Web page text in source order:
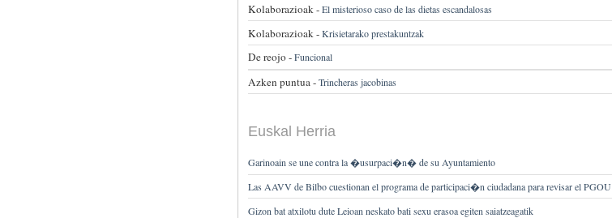
Kolaborazioak -El misterioso caso de las dietas escandalosas
Kolaborazioak -Krisietarako prestakuntzak
De reojo -Funcional
Azken puntua -Trincheras jacobinas
Euskal Herria
Garinoain se une contra la �usurpaci�n� de su Ayuntamiento
Las AAVV de Bilbo cuestionan el programa de participaci�n ciudadana para revisar el PGOU
Gizon bat atxilotu dute Leioan neskato bati sexu erasoa egiten saiatzeagatik